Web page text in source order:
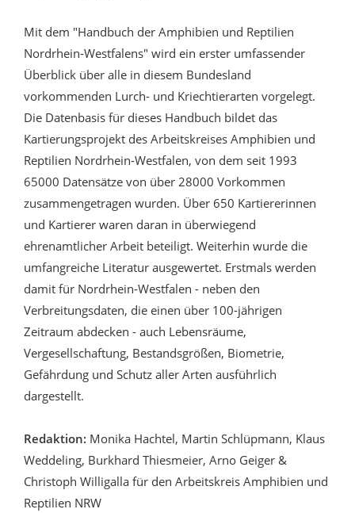
Mit dem "Handbuch der Amphibien und Reptilien
Nordrhein-Westfalens" wird ein erster umfassender
Überblick über alle in diesem Bundesland
vorkommenden Lurch- und Kriechtierarten vorgelegt.
Die Datenbasis für dieses Handbuch bildet das
Kartierungsprojekt des Arbeitskreises Amphibien und
Reptilien Nordrhein-Westfalen, von dem seit 1993
65000 Datensätze von über 28000 Vorkommen
zusammengetragen wurden. Über 650 Kartiererinnen
und Kartierer waren daran in überwiegend
ehrenamtlicher Arbeit beteiligt. Weiterhin wurde die
umfangreiche Literatur ausgewertet. Erstmals werden
damit für Nordrhein-Westfalen - neben den
Verbreitungsdaten, die einen über 100-jährigen
Zeitraum abdecken - auch Lebensräume,
Vergesellschaftung, Bestandsgrößen, Biometrie,
Gefährdung und Schutz aller Arten ausführlich
dargestellt.
Redaktion: Monika Hachtel, Martin Schlüpmann, Klaus
Weddeling, Burkhard Thiesmeier, Arno Geiger &
Christoph Willigalla für den Arbeitskreis Amphibien und
Reptilien NRW